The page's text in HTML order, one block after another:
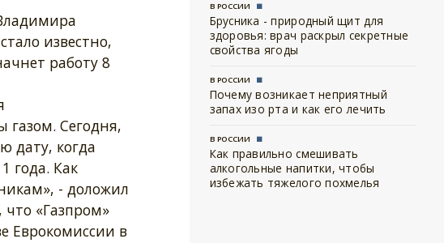
известно,
работу 8
газом. Сегодня,
дату, когда
года. Как
- доложил
«Газпром»
Еврокомиссии в
В РОССИИ
Брусника - природный щит для
здоровья: врач раскрыл секретные
свойства ягоды
В РОССИИ
Почему возникает неприятный
запах изо рта и как его лечить
В РОССИИ
Как правильно смешивать
алкогольные напитки, чтобы
избежать тяжелого похмелья